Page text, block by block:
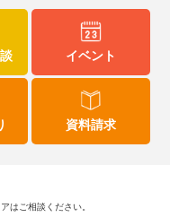
イベント
資料請求
はご相談ください。